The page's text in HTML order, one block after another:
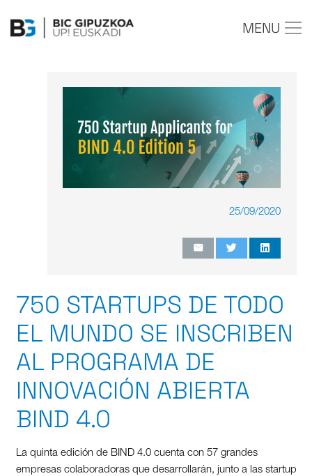
MENU
25/09/2020
750 STARTUPS DE TODO
EL MUNDO SE INSCRIBEN
AL PROGRAMA DE
INNOVACIÓN ABIERTA
BIND 4.0
La quinta edición de BIND 4.0 cuenta con 57 grandes
empresas colaboradoras que desarrollarán, junto a las startup